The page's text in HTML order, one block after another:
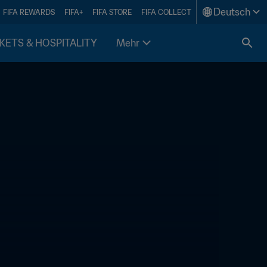
FIFA REWARDS FIFA+ FIFA STORE FIFA COLLECT Deutsch
& HOSPITALITY Mehr